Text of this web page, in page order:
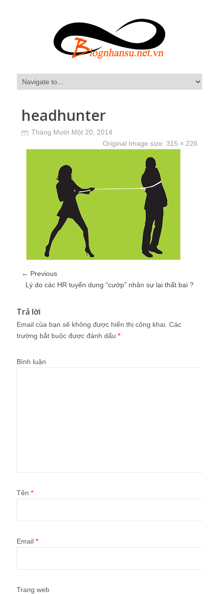
headhunter
Tháng Mười Một 20, 2014
Original Image size: 315 × 226
← Previous
Lý do các HR tuyển dụng “cướp” nhân sự lại thất bại ?
Trả lời
Email của bạn sẽ không được hiển thị công khai. Các
trường bắt buộc được đánh dấu *
Bình luận
Tên *
Email *
Trang web